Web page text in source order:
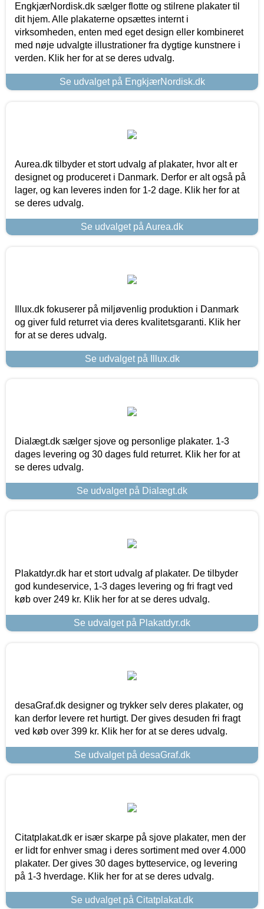
EngkjærNordisk.dk sælger flotte og stilrene plakater til
dit hjem. Alle plakaterne opsættes internt i
virksomheden, enten med eget design eller kombineret
med nøje udvalgte illustrationer fra dygtige kunstnere i
verden. Klik her for at se deres udvalg.
Se udvalget på EngkjærNordisk.dk
Aurea.dk tilbyder et stort udvalg af plakater, hvor alt er
designet og produceret i Danmark. Derfor er alt også på
lager, og kan leveres inden for 1-2 dage. Klik her for at
se deres udvalg.
Se udvalget på Aurea.dk
Illux.dk fokuserer på miljøvenlig produktion i Danmark
og giver fuld returret via deres kvalitetsgaranti. Klik her
for at se deres udvalg.
Se udvalget på Illux.dk
Dialægt.dk sælger sjove og personlige plakater. 1-3
dages levering og 30 dages fuld returret. Klik her for at
se deres udvalg.
Se udvalget på Dialægt.dk
Plakatdyr.dk har et stort udvalg af plakater. De tilbyder
god kundeservice, 1-3 dages levering og fri fragt ved
køb over 249 kr. Klik her for at se deres udvalg.
Se udvalget på Plakatdyr.dk
desaGraf.dk designer og trykker selv deres plakater, og
kan derfor levere ret hurtigt. Der gives desuden fri fragt
ved køb over 399 kr. Klik her for at se deres udvalg.
Se udvalget på desaGraf.dk
Citatplakat.dk er især skarpe på sjove plakater, men der
er lidt for enhver smag i deres sortiment med over 4.000
plakater. Der gives 30 dages bytteservice, og levering
på 1-3 hverdage. Klik her for at se deres udvalg.
Se udvalget på Citatplakat.dk